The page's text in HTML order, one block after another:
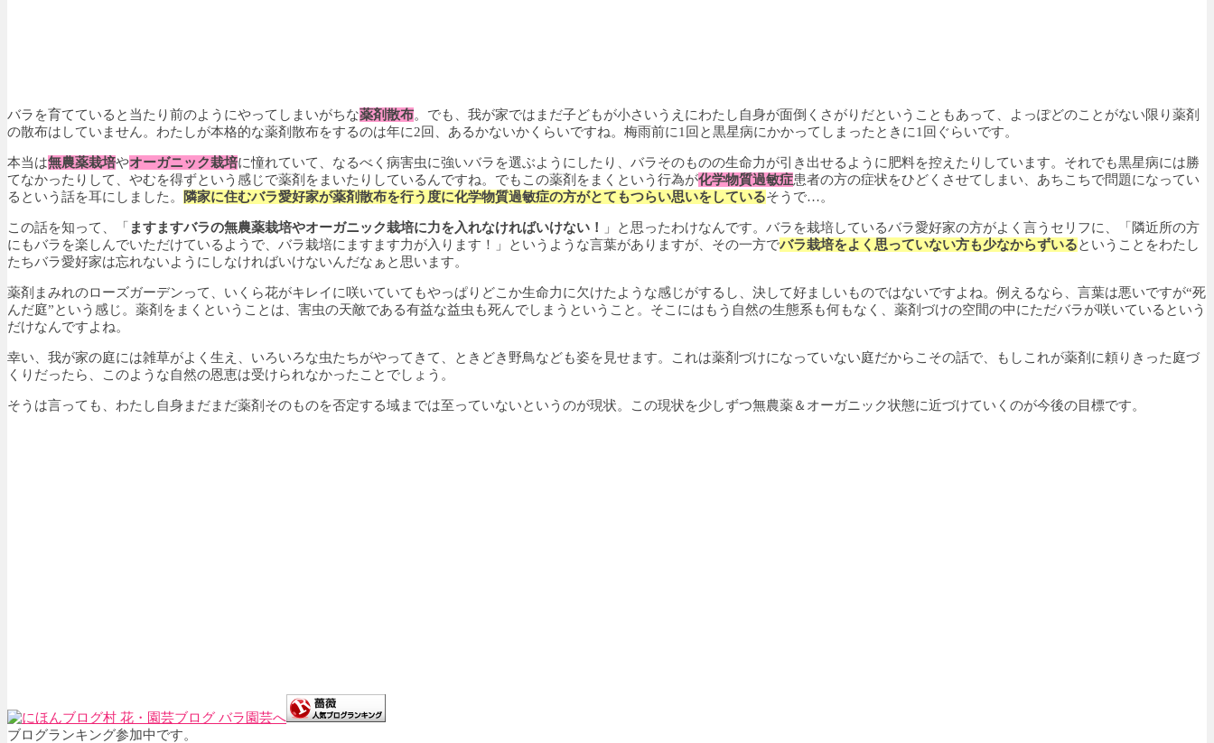
バラを育てていると当たり前のようにやってしまいがちな薬剤散布。でも、我が家ではまだ子どもが小さいうえにわたし自身が面倒くさがりだということもあって、よっぽどのことがない限り薬剤
の散布はしていません。わたしが本格的な薬剤散布をするのは年に2回、あるかないかくらいですね。梅雨前に1回と黒星病にかかってしまったときに1回ぐらいです。
本当は無農薬栽培やオーガニック栽培に憧れていて、なるべく病害虫に強いバラを選ぶようにしたり、バラそのものの生命力が引き出せるように肥料を控えたりしています。それでも黒星病には勝
てなかったりして、やむを得ずという感じで薬剤をまいたりしているんですね。でもこの薬剤をまくという行為が化学物質過敏症患者の方の症状をひどくさせてしまい、あちこちで問題になってい
るという話を耳にしました。
隣家に住むバラ愛好家が薬剤散布を行う度に化学物質過敏症の方がとてもつらい思いをしているそうで…。
この話を知って、「 ますますバラの無農薬栽培やオーガニック栽培に力を入れなければいけない！
」と思ったわけなんです。バラを栽培しているバラ愛好家の方がよく言うセリフに、「隣近所の方
にもバラを楽しんでいただけているようで、バラ栽培にますます力が入ります！」というような言葉がありますが、その一方でバラ栽培をよく思っていない方も少なからずいるということをわたし
たちバラ愛好家は忘れないようにしなければいけないんだなぁと思います。
薬剤まみれのローズガーデンって、いくら花がキレイに咲いていてもやっぱりどこか生命力に欠けたような感じがするし、決して好ましいものではないですよね。例えるなら、言葉は悪いですが“死
んだ庭”という感じ。薬剤をまくということは、害虫の天敵である有益な益虫も死んでしまうということ。そこにはもう自然の生態系も何もなく、薬剤づけの空間の中にただバラが咲いているという
だけなんですよね。
幸い、我が家の庭には雑草がよく生え、いろいろな虫たちがやってきて、ときどき野鳥なども姿を見せます。これは薬剤づけになっていない庭だからこその話で、もしこれが薬剤に頼りきった庭づ
くりだったら、このような自然の恩恵は受けられなかったことでしょう。
そうは言っても、わたし自身まだまだ薬剤そのものを否定する域までは至っていないというのが現状。この現状を少しずつ無農薬＆オーガニック状態に近づけていくのが今後の目標です。
ブログランキング参加中です。